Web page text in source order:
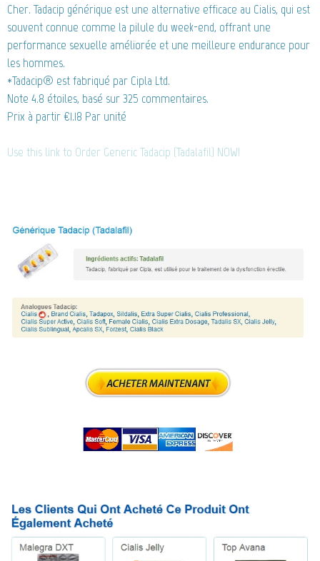
Cher. Tadacip générique est une alternative efficace au Cialis, qui est
souvent connue comme la pilule du week-end, offrant une
performance sexuelle améliorée et une meilleure endurance pour
les hommes.
*Tadacip® est fabriqué par Cipla Ltd.
Note 4.8 étoiles, basé sur325 commentaires.
Prix à partir€1.18 Par unité
Use this link to Order Generic Tadacip (Tadalafil) NOW!